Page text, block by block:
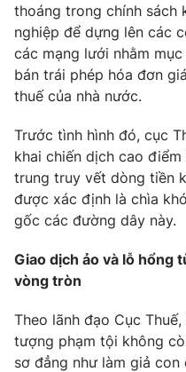
Photo
Video
VTV Sức khoẻ
Thị trường 24h
VTV4
VTV9
thoáng trong chính sách
nghiệp để dựng lên các
các mạng lưới nhằm
bán trái phép hóa đơn
thuế của nhà nước.
Trước tình hình đó, cục
khai chiến dịch cao
trung truy vết dòng tiền
được xác định là chìa
gốc các đường dây này.
Giao dịch ảo và lỗ hổng
vòng tròn
Theo lãnh đạo Cục
tượng phạm tội không
sơ đẳng như làm giả con